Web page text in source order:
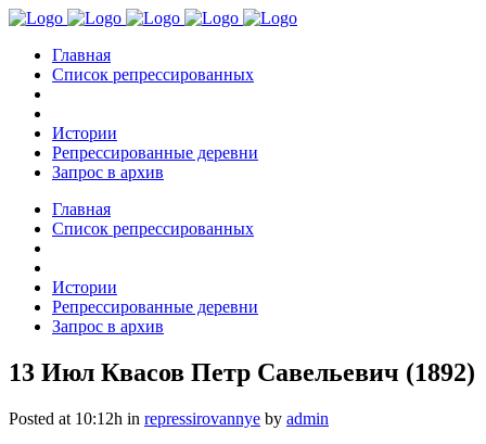
Главная
Список репрессированных
Истории
Репрессированные деревни
Запрос в архив
Главная
Список репрессированных
Истории
Репрессированные деревни
Запрос в архив
13 Июл Квасов Петр Савельевич (1892)
Posted at 10:12h in repressirovannye by admin